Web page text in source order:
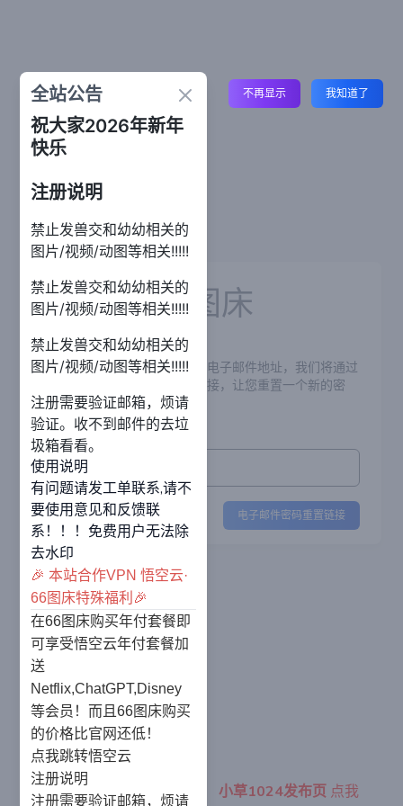
66图床
忘记密码？没关系。输入您的电子邮件地址，我们将通过
电子邮件向您发送密码重置链接，让您重置一个新的密
码。
邮箱
电子邮件密码重置链接
本站合作VPN： 点我 小草1024发布页 点我
全站公告 Close
祝大家2026年新年
快乐
注册说明
禁止发兽交和幼幼相关的
图片/视频/动图等相关!!!!!
禁止发兽交和幼幼相关的
图片/视频/动图等相关!!!!!
禁止发兽交和幼幼相关的
图片/视频/动图等相关!!!!!
注册需要验证邮箱，烦请
验证。收不到邮件的去垃
圾箱看看。
使用说明
有问题请发工单联系,请不
要使用意见和反馈联
系！！！免费用户无法除
去水印
🎉 本站合作VPN 悟空云·
66图床特殊福利🎉
在66图床购买年付套餐即
可享受悟空云年付套餐加
送
Netflix,ChatGPT,Disney
等会员！而且66图床购买
的价格比官网还低！
点我跳转悟空云
注册说明
注册需要验证邮箱，烦请
不再显示 我知道了